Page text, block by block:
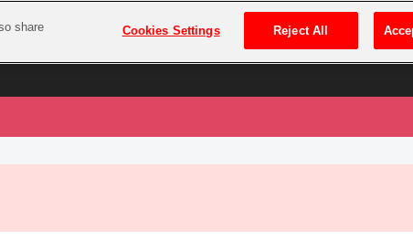
プレミアム会員とは
ンシャイン‼
share
Cookies Settings Reject All